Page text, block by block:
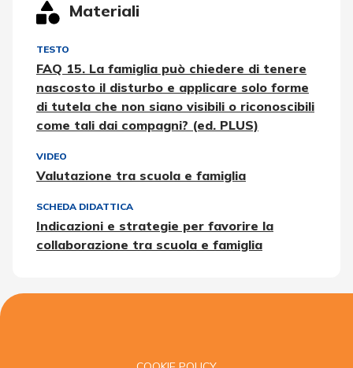
Materiali
TESTO
FAQ 15. La famiglia può chiedere di tenere
nascosto il disturbo e applicare solo forme
di tutela che non siano visibili o riconoscibili
come tali dai compagni? (ed. PLUS)
VIDEO
Valutazione tra scuola e famiglia
SCHEDA DIDATTICA
Indicazioni e strategie per favorire la
collaborazione tra scuola e famiglia